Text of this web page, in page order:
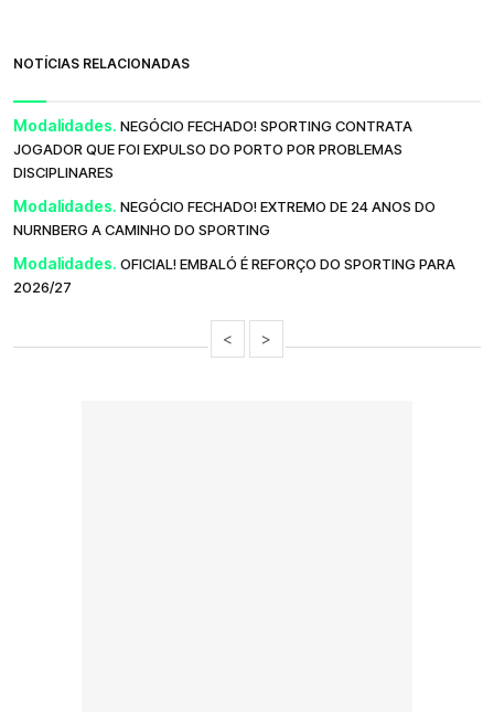
NOTÍCIAS RELACIONADAS
Modalidades. NEGÓCIO FECHADO! SPORTING CONTRATA
JOGADOR QUE FOI EXPULSO DO PORTO POR PROBLEMAS
DISCIPLINARES
Modalidades. NEGÓCIO FECHADO! EXTREMO DE 24 ANOS DO
NURNBERG A CAMINHO DO SPORTING
Modalidades. OFICIAL! EMBALÓ É REFORÇO DO SPORTING PARA
2026/27
< >